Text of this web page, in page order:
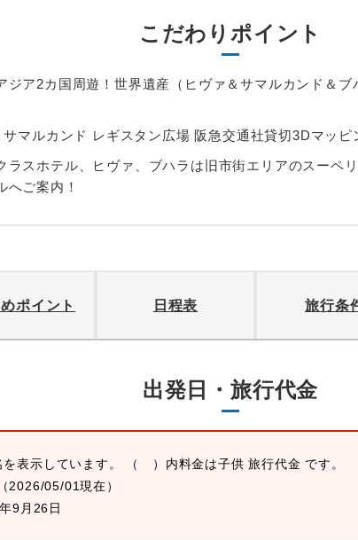
こだわりポイント
ジア2カ国周遊！世界遺産（ヒヴァ＆サマルカンド＆
マルカンド レギスタン広場 阪急交通社貸切3Dマッピ
ラスホテル、ヒヴァ、ブハラは旧市街エリアのスーペ
へご案内！
ポイント 日程表 旅行条
出発日・旅行代金
表示しています。 （ ）内料金は子供 旅行代金 です。
2026/05/01現在）
9月26日